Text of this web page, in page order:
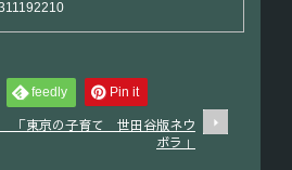
feedly Pin it
「東京の子育て 世田谷版ネウ
ボラ」